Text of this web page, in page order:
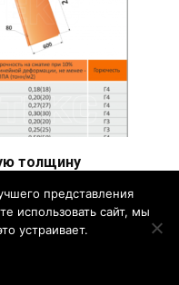
толщину
– один из
следует
представления
использовать сайт, мы
устраивает.